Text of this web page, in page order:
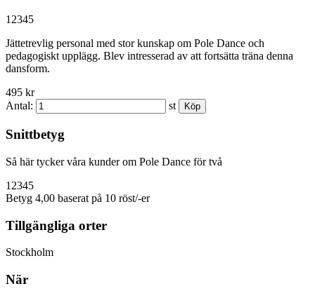
12345
Jättetrevlig personal med stor kunskap om Pole Dance och
pedagogiskt upplägg. Blev intresserad av att fortsätta träna denna
dansform.
495 kr
Antal:
st
Snittbetyg
Så här tycker våra kunder om Pole Dance för två
1 2345
Betyg 4,00 baserat på 10 röst/-er
Tillgängliga orter
Stockholm
När